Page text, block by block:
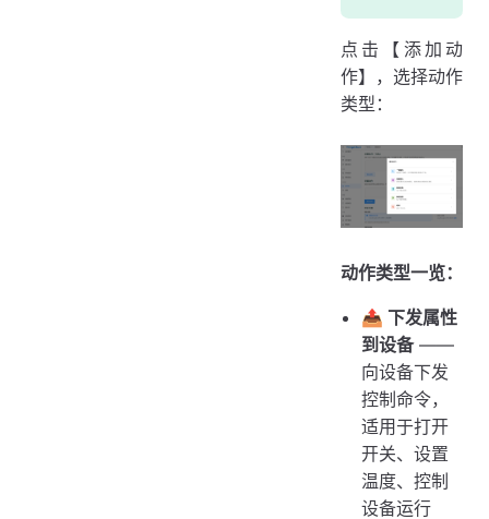
点击【添加动
作】，选择动作
类型：
动作类型一览：
📤 下发属性
到设备——
向设备下发
控制命令，
适用于打开
开关、设置
温度、控制
设备运行